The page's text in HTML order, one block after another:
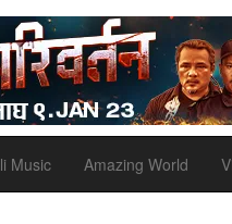
Music Amazing World